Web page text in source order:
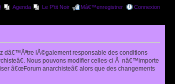
Agenda Le P'tit Noir Mâ€™enregistrer Connexion
dâ€™Ãªtre lÃ©galement responsable des conditions
Nous pouvons modifier celles-ci Ã nâ€™importe
â€œForum anarchisteâ€ alors que des changements